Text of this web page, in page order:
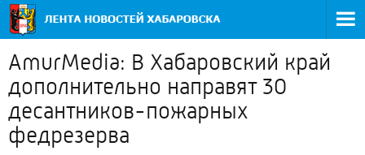
AmurMedia: В Хабаровский край
дополнительно направят 30
десантников-пожарных
федрезерва